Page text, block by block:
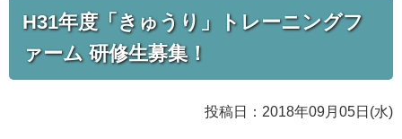
H31年度「きゅうり」トレーニングフ
ァーム 研修生募集！
投稿日：2018年09月05日(水)